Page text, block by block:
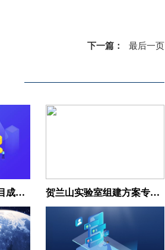
下一篇： 最后一页
宁夏实施智力引进项目成效显著 贺兰山实验室组建方案专家论证会召开